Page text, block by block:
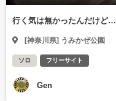
行く気は無かったんだけど…
[神奈川県] うみかぜ公園
ソロ フリーサイト
Gen